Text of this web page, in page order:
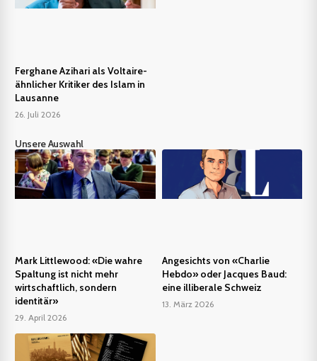
Ferghane Azihari als Voltaire-
ähnlicher Kritiker des Islam in
Lausanne
26. Juli 2026
Unsere Auswahl
Mark Littlewood: «Die wahre
Spaltung ist nicht mehr
wirtschaftlich, sondern
identitär»
29. April 2026
Angesichts von «Charlie
Hebdo» oder Jacques Baud:
eine illiberale Schweiz
13. März 2026